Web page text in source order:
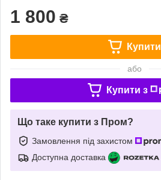
1 800 ₴
Купити
або
Купити з
Що таке купити з Пром?
Замовлення під захистом
Доступна доставка